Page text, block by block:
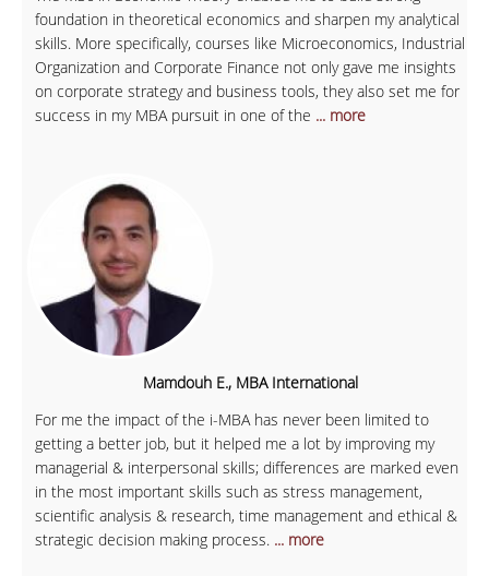
foundation in theoretical economics and sharpen my analytical
skills. More specifically, courses like Microeconomics, Industrial
Organization and Corporate Finance not only gave me insights
on corporate strategy and business tools, they also set me for
success in my MBA pursuit in one of the ... more
Mamdouh E., MBA International
For me the impact of the i-MBA has never been limited to
getting a better job, but it helped me a lot by improving my
managerial & interpersonal skills; differences are marked even
in the most important skills such as stress management,
scientific analysis & research, time management and ethical &
strategic decision making process. ... more